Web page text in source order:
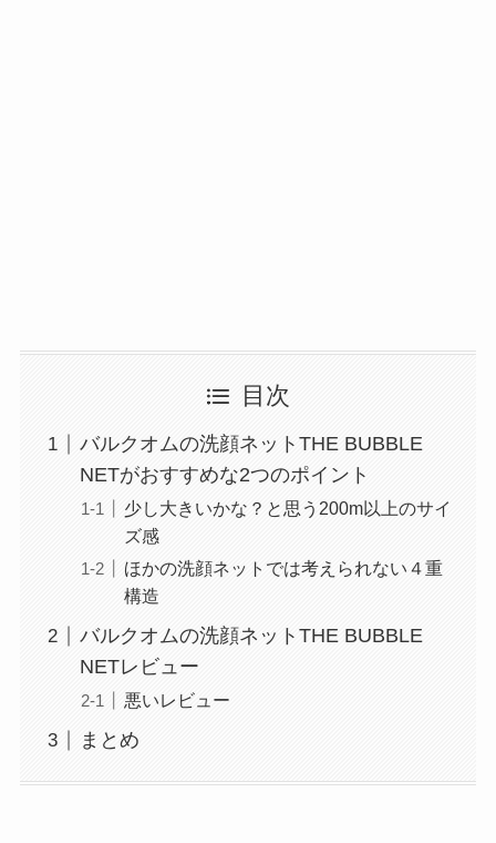
目次
バルクオムの洗顔ネットTHE BUBBLE
NETがおすすめな2つのポイント
少し大きいかな？と思う200m以上のサイ
ズ感
ほかの洗顔ネットでは考えられない４重
構造
バルクオムの洗顔ネットTHE BUBBLE
NETレビュー
悪いレビュー
まとめ